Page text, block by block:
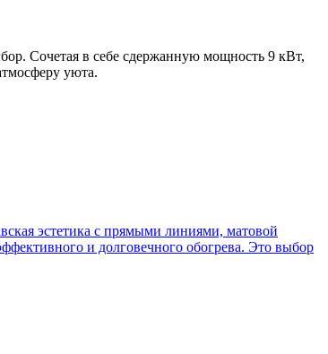
Сочетая в себе сдержанную мощность 9 кВт,
уюта.
эстетика с прямыми линиями, матовой
и долговечного обогрева. Это выбор